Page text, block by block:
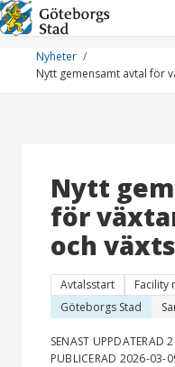
Hoppa
till
innehållNyheter
Nytt gemensamt avtal för
Nytt
för
och
Avtalsstart
Facility
Göteborgs Stad
SENAST UPPDATERAD
PUBLICERAD 2026-03-